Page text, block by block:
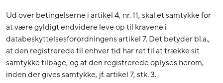
Ud over betingelserne i artikel 4, nr. 11, skal et samtykke for
at være gyldigt endvidere leve op til kravene i
databeskyttelsesforordningens artikel 7. Det betyder bl.a.,
at den registrerede til enhver tid har ret til at trække sit
samtykke tilbage, og at den registrerede oplyses herom,
inden der gives samtykke, jf. artikel 7, stk. 3.